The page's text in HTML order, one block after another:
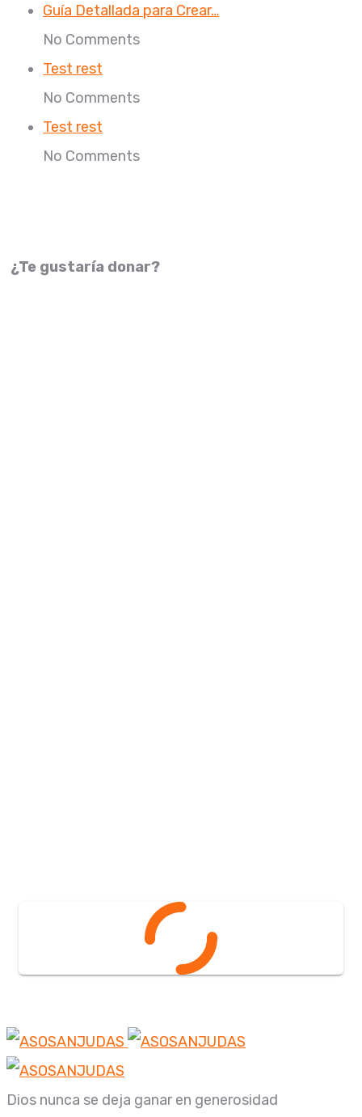
Guía Detallada para Crear…
No Comments
Test rest
No Comments
Test rest
No Comments
¿Te gustaría donar?
Dios nunca se deja ganar en generosidad